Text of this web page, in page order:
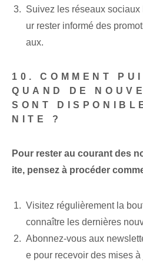
Suivez les réseaux
ur rester informé des
aux.
10. COMMENT
QUAND DE
SONT
NITE ?
Pour rester au courant des
ite, pensez à procéder
Visitez régulièrement la
connaître les dernières
Abonnez-vous aux
e pour recevoir des mises à